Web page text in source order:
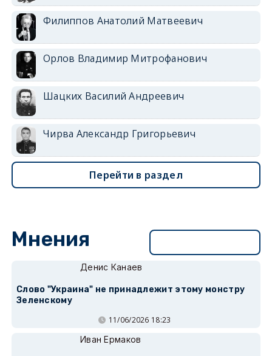
Филиппов Анатолий Матвеевич
Орлов Владимир Митрофанович
Шацких Василий Андреевич
Чирва Александр Григорьевич
Перейти в раздел
Мнения
Денис Канаев
Слово "Украина" не принадлежит этому монстру
Зеленскому
11/06/2026 18:23
Иван Ермаков